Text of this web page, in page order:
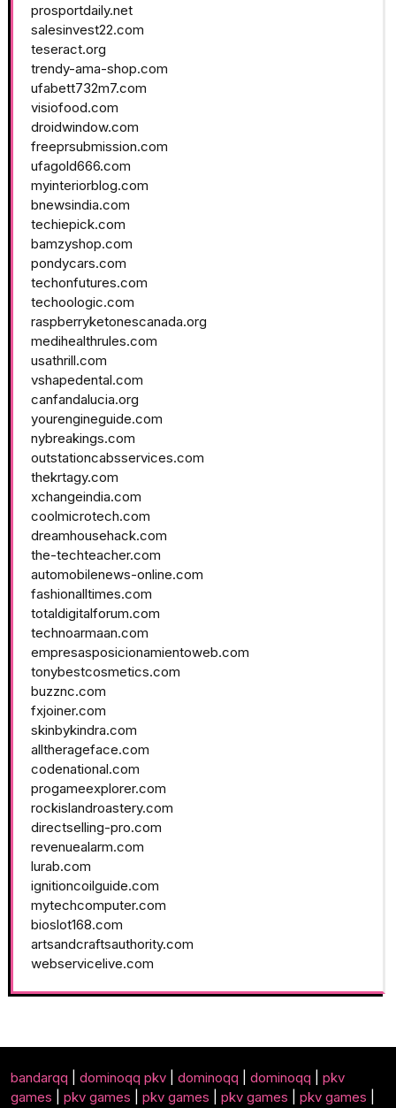
prosportdaily.net
salesinvest22.com
teseract.org
trendy-ama-shop.com
ufabett732m7.com
visiofood.com
droidwindow.com
freeprsubmission.com
ufagold666.com
myinteriorblog.com
bnewsindia.com
techiepick.com
bamzyshop.com
pondycars.com
techonfutures.com
techoologic.com
raspberryketonescanada.org
medihealthrules.com
usathrill.com
vshapedental.com
canfandalucia.org
yourengineguide.com
nybreakings.com
outstationcabsservices.com
thekrtagy.com
xchangeindia.com
coolmicrotech.com
dreamhousehack.com
the-techteacher.com
automobilenews-online.com
fashionalltimes.com
totaldigitalforum.com
technoarmaan.com
empresasposicionamientoweb.com
tonybestcosmetics.com
buzznc.com
fxjoiner.com
skinbykindra.com
alltherageface.com
codenational.com
progameexplorer.com
rockislandroastery.com
directselling-pro.com
revenuealarm.com
lurab.com
ignitioncoilguide.com
mytechcomputer.com
bioslot168.com
artsandcraftsauthority.com
webservicelive.com
bandarqq dominoqq pkv dominoqq dominoqq
pkv
games
pkv games pkv games pkv games pkv games